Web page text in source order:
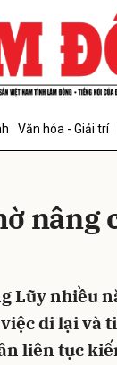
Văn hóa - Giải trí
nâng
Lũy nhiều
đi lại và
liên tục